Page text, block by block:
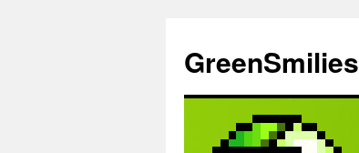
springen
GreenSmilies